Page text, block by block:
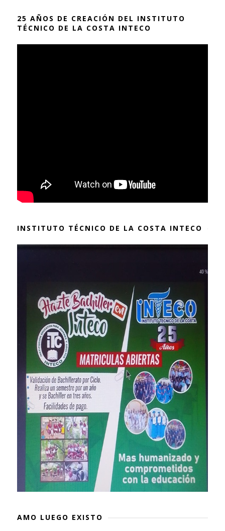
25 AÑOS DE CREACIÓN DEL INSTITUTO
TÉCNICO DE LA COSTA INTECO
INSTITUTO TÉCNICO DE LA COSTA INTECO
AMO LUEGO EXISTO